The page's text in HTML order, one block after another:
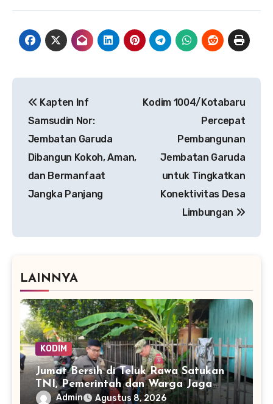
pos
‎Kapten Inf
Samsudin Nor:
Jembatan Garuda
Dibangun Kokoh, Aman,
dan Bermanfaat
Jangka Panjang
Kodim 1004/Kotabaru
Percepat
Pembangunan
Jembatan Garuda
untuk Tingkatkan
Konektivitas Desa
Limbungan
LAINNYA
KODIM
Jumat Bersih di Teluk Rawa Satukan
TNI, Pemerintah dan Warga Jaga
Lingkungan
Admin Agustus 8, 2026